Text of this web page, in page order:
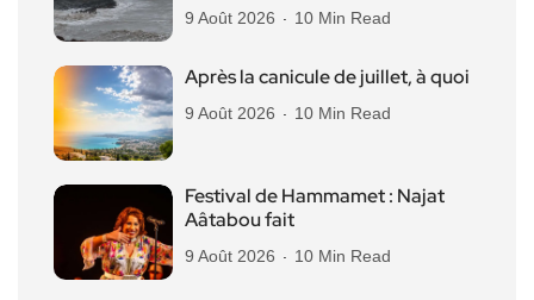
9 Août 2026 10 Min Read
Après la canicule de juillet, à quoi
9 Août 2026 10 Min Read
Festival de Hammamet : Najat
Aâtabou fait
9 Août 2026 10 Min Read